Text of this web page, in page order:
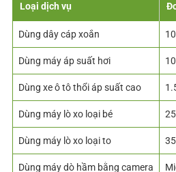
Loại dịch vụ
Dùng dây cáp xoắn
Dùng máy áp suất hơi
Dùng xe ô tô thổi áp suất cao
Dùng máy lò xo loại bé
Dùng máy lò xo loại to
Dùng máy dò hầm bằng camera